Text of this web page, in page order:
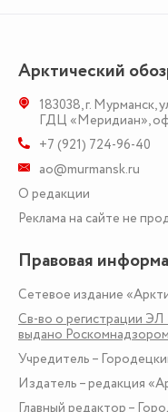
Арктический
183038,г. Мурманск,
ГДЦ «Меридиан»,
+7 (921) 724-96-40
ao@murmansk.ru
О редакции
Реклама на сайте не
Правовая
Сетевое издание
Св-во о регистрации
выдано Роскомнадзором
Учредитель –
Издатель – редакция
Главный редактор –